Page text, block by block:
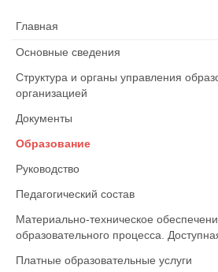
Главная
Основные сведения
Структура и органы управления
организацией
Документы
Образование
Руководство
Педагогический состав
Материально-техническое
образовательного процесса.
Платные образовательные услуги